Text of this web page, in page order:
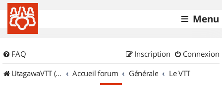
Menu
FAQ Connexion
Inscription
UtagawaVTT (Randos VTT et VTTAE avec traces GPS)
Accueil forum Générale Le VTT